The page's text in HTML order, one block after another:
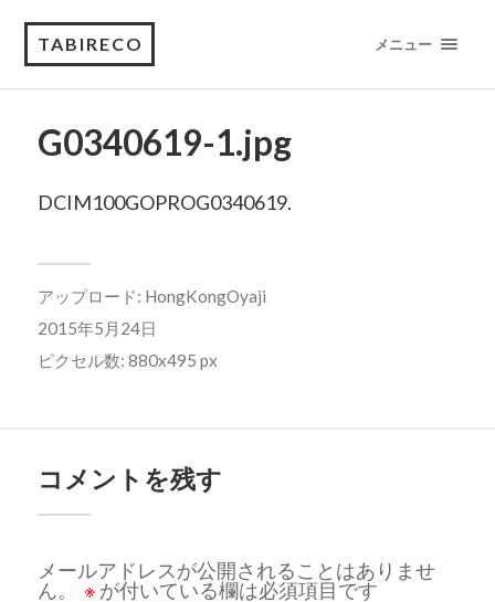
TABIRECO メニュー
G0340619-1.jpg
DCIM100GOPROG0340619.
アップロード: HongKongOyaji
2015年5月24日
ピクセル数: 880x495 px
コメントを残す
メールアドレスが公開されることはありませ
ん。
※ が付いている欄は必須項目です